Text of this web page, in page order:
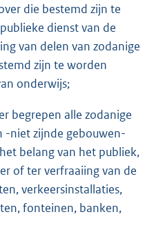
die bestemd zijn te
dienst van de
van delen van zodanige
zijn te worden
onderwijs;
begrepen alle zodanige
-niet zijnde gebouwen-
belang van het publiek,
of ter verfraaiing van de
verkeersinstallaties,
fonteinen, banken,